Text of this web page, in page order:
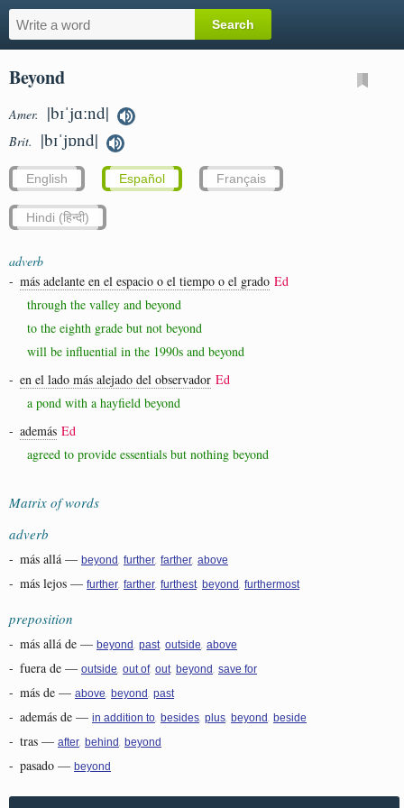
Beyond
Amer. |bɪˈjɑːnd|
Brit. |bɪˈjɒnd|
English Español Français
Hindi (हिन्दी)
adverb
- más adelante en el espacio o el tiempo o el grado Ed
through the valley and beyond
to the eighth grade but not beyond
will be influential in the 1990s and beyond
- en el lado más alejado del observador Ed
a pond with a hayfield beyond
- además Ed
agreed to provide essentials but nothing beyond
Matrix of words
adverb
- más allá — beyond further farther above
- más lejos — further farther furthest beyond furthermost
preposition
- más allá de — beyond past outside above
- fuera de — outside out of, out beyond save for
- más de — above beyond past
- además de — in addition to besides plus beyond beside
- tras — after behind beyond
- pasado — beyond